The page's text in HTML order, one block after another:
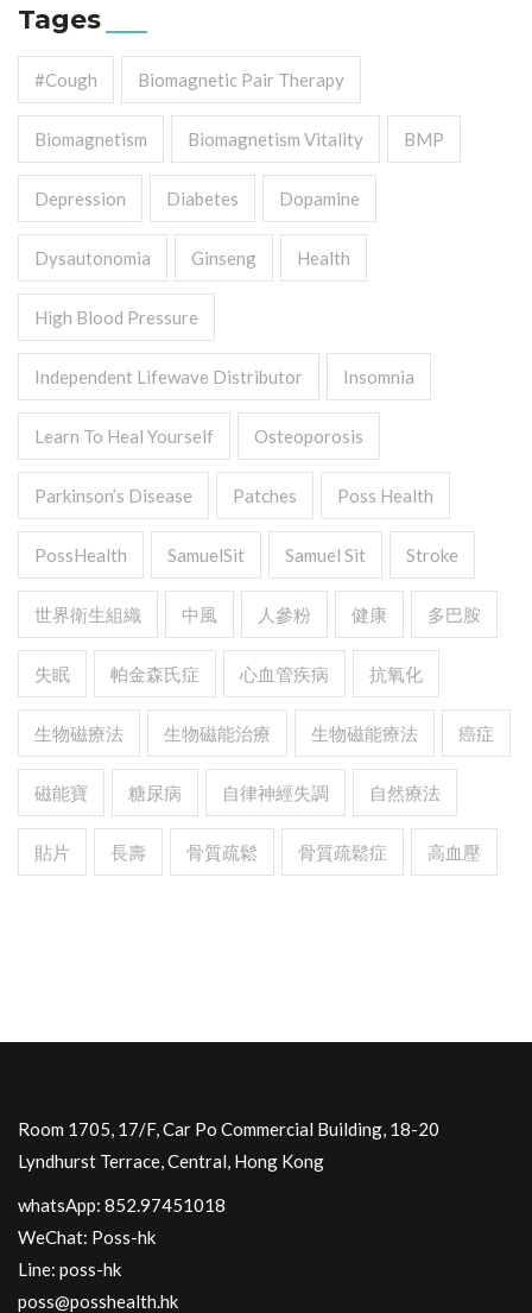
Tages
#cough Biomagnetic Pair Therapy
Biomagnetism Biomagnetism Vitality BMP
Depression Diabetes Dopamine
Dysautonomia Ginseng Health
High Blood Pressure
Independent Lifewave Distributor Insomnia
Learn To Heal Yourself Osteoporosis
Parkinson’s Disease Patches Poss Health
PossHealth SamuelSit Samuel Sit Stroke
世界衛生組織 中風 人參粉 健康 多巴胺
失眠 帕金森氏症 心血管疾病 抗氧化
生物磁療法 生物磁能治療 生物磁能療法 癌症
磁能寶 糖尿病 自律神經失調 自然療法
貼片 長壽 骨質疏鬆 骨質疏鬆症 高血壓
Room 1705, 17/F, Car Po Commercial Building, 18-20
Lyndhurst Terrace, Central, Hong Kong
whatsApp: 852.97451018
WeChat: Poss-hk
Line: poss-hk
poss@posshealth.hk